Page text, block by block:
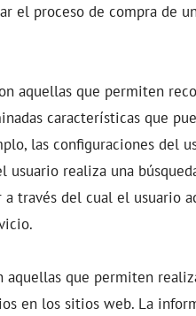
el proceso de compra de
aquellas que permiten
características que
las configuraciones del
usuario realiza una
través del cual el usuario
aquellas que permiten
en los sitios web. La